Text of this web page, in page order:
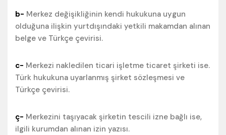
b- Merkez değişikliğinin kendi hukukuna uygun
olduğuna ilişkin yurtdışındaki yetkili makamdan alınan
belge ve Türkçe çevirisi.
c- Merkezi nakledilen ticari işletme ticaret şirketi ise.
Türk hukukuna uyarlanmış şirket sözleşmesi ve
Türkçe çevirisi.
ç- Merkezini taşıyacak şirketin tescili izne bağlı ise,
ilgili kurumdan alınan izin yazısı.